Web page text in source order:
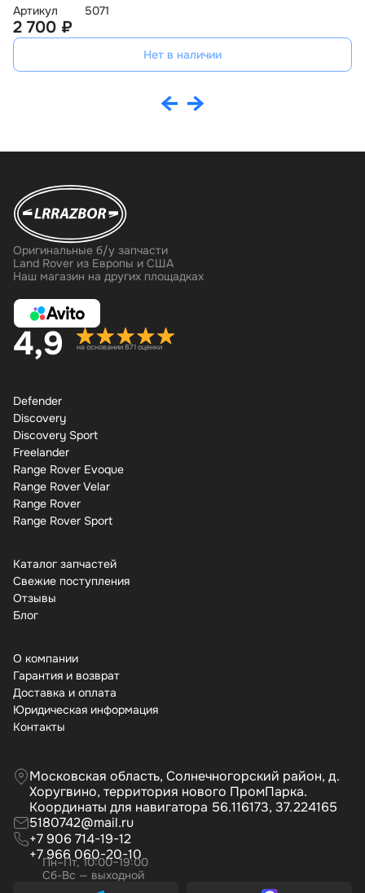
Артикул
5071
2 700 ₽
Нет в наличии
Оригинальные б/у запчасти
Land Rover из Европы и США
Наш магазин на других площадках
4,9 на основании 871 оценки
Defender
Discovery
Discovery Sport
Freelander
Range Rover Evoque
Range Rover Velar
Range Rover
Range Rover Sport
Каталог запчастей
Свежие поступления
Отзывы
Бло
О компании
Гарантия и возврат
Доставка и оплата
Юридическая информация
Контакты
Московская область, Солнечногорский район, д.
Хоругвино, территория нового ПромПарка.
Координаты для навигатора 56.116173, 37.224165
5180742@mail.ru
+7 906 714-19-12
+7 966 060-20-10
Пн–Пт, 10:00–19:00
Сб-Вс — выходной